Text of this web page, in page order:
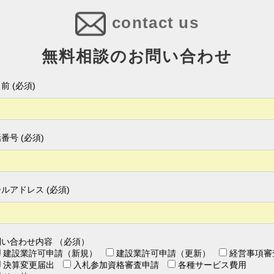
contact us
無料相談のお問い合わせ
(必須)
号 (必須)
ルアドレス (必須)
合わせ内容 （必須）
建設業許可申請（新規）
建設業許可申請（更新）
経営事項審
決算変更届出
入札参加資格審査申請
各種サービス費用